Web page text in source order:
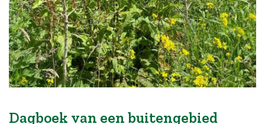
Dagboek van een buitengebied